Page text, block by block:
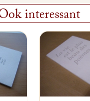
interessant